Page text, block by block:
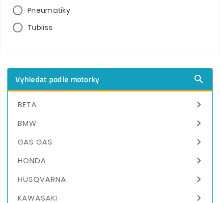
Pneumatiky
Tubliss
Vyhledat podle motorky 
BETA 
BMW 
GAS GAS 
HONDA 
HUSQVARNA 
KAWASAKI 